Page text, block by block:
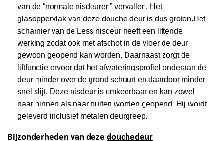
van de “normale nisdeuren” vervallen. Het
glasoppervlak van deze douche deur is dus groten.Het
scharnier van de Less nisdeur heeft een liftende
werking zodat ook met afschot in de vloer de deur
gewoon geopend kan worden. Daarnaast zorgt de
liftfunctie ervoor dat het afwateringsprofiel onderaan de
deur minder over de grond schuurt en daardoor minder
snel slijt. Deze nisdeur is omkeerbaar en kan zowel
naar binnen als naar buiten worden geopend. Hij wordt
geleverd inclusief metalen deurgreep.
Bijzonderheden van deze douchedeur